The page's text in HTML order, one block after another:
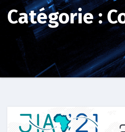
Catégorie :